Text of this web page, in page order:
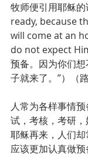
牧师便引用耶稣的
ready, because
will come at an
do not expect
预备。因为你们
子就来了。”）（
人常为各样事情
试，考核，考研
耶稣再来，人们
应该更加认真做预